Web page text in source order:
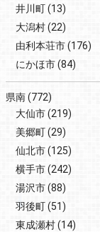
井川町(13)
大潟村(22)
由利本荘市(176)
にかほ市(84)
県南(772)
大仙市(219)
美郷町(29)
仙北市(125)
横手市(242)
湯沢市(88)
羽後町(51)
東成瀬村(14)